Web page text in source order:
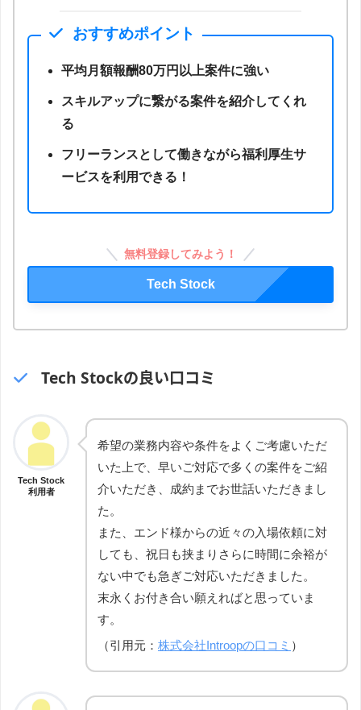
おすすめポイント
平均月額報酬80万円以上案件に強い
スキルアップに繋がる案件を紹介してくれ
る
フリーランスとして働きながら福利厚生サ
ービスを利用できる！
無料登録してみよう！
Tech Stock
Tech Stockの良い口コミ
Tech Stock
利用者
希望の業務内容や条件をよくご考慮いただ
いた上で、早いご対応で多くの案件をご紹
介いただき、成約までお世話いただきまし
た。
また、エンド様からの近々の入場依頼に対
しても、祝日も挟まりさらに時間に余裕が
ない中でも急ぎご対応いただきました。
末永くお付き合い願えればと思っていま
す。
（引用元： 株式会社Introopの口コミ ）